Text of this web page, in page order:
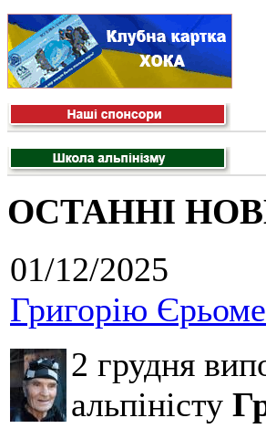
ОСТАННІ
01/12/2025
Григорію
2 грудня
альпіністу